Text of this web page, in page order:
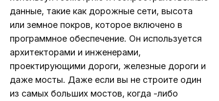
данные, такие как дорожные сети, высота
или земное покров, которое включено в
программное обеспечение. Он используется
архитекторами и инженерами,
проектирующими дороги, железные дороги и
даже мосты. Даже если вы не строите один
из самых больших мостов, когда -либо